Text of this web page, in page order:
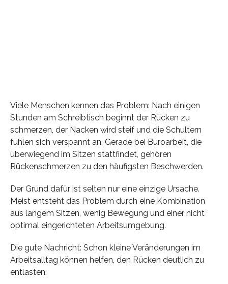
Viele Menschen kennen das Problem: Nach einigen
Stunden am Schreibtisch beginnt der Rücken zu
schmerzen, der Nacken wird steif und die Schultern
fühlen sich verspannt an. Gerade bei Büroarbeit, die
überwiegend im Sitzen stattfindet, gehören
Rückenschmerzen zu den häufigsten Beschwerden.
Der Grund dafür ist selten nur eine einzige Ursache.
Meist entsteht das Problem durch eine Kombination
aus langem Sitzen, wenig Bewegung und einer nicht
optimal eingerichteten Arbeitsumgebung.
Die gute Nachricht: Schon kleine Veränderungen im
Arbeitsalltag können helfen, den Rücken deutlich zu
entlasten.